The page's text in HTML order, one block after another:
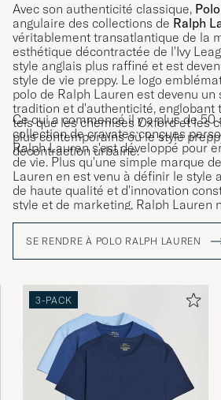
Avec son authenticité classique, Polo
angulaire des collections de Ralph
véritablement transatlantique de la
esthétique décontractée de l'Ivy
style anglais plus raffiné et est
style de vie preppy. Le logo
polo de Ralph Lauren est devenu
tradition et d'authenticité, englobant
tels que les chemises Oxford et les
plus contemporains où le style
décontraction urbaine.
Ce qui a commencé il y a plus de 50
collection de cravates conçues
Ralph Lauren s'est développé pour
de vie. Plus qu'une simple marque
Lauren en est venu à définir le style
de haute qualité et d'innovation
style et de marketing, Ralph Lauren
vendre des vêtements et des
de vie qui reflète le rêve américain.
SE RENDRE À POLO RALPH LAUREN
3-PACK